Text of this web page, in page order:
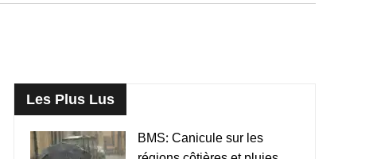
Les Plus Lus
BMS: Canicule sur les